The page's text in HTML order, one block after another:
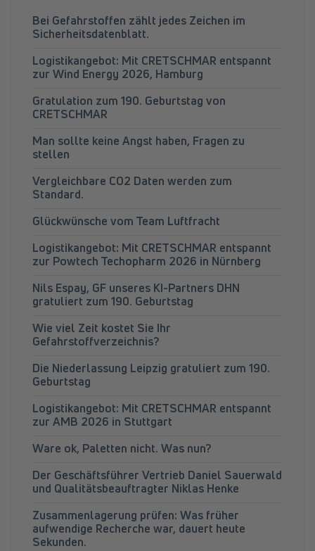
Bei Gefahrstoffen zählt jedes Zeichen im
Sicherheitsdatenblatt.
Logistikangebot: Mit CRETSCHMAR entspannt
zur Wind Energy 2026, Hamburg
Gratulation zum 190. Geburtstag von
CRETSCHMAR
Man sollte keine Angst haben, Fragen zu
stellen
Vergleichbare CO2 Daten werden zum
Standard.
Glückwünsche vom Team Luftfracht
Logistikangebot: Mit CRETSCHMAR entspannt
zur Powtech Techopharm 2026 in Nürnberg
Nils Espay, GF unseres KI-Partners DHN
gratuliert zum 190. Geburtstag
Wie viel Zeit kostet Sie Ihr
Gefahrstoffverzeichnis?
Die Niederlassung Leipzig gratuliert zum 190.
Geburtstag
Logistikangebot: Mit CRETSCHMAR entspannt
zur AMB 2026 in Stuttgart
Ware ok, Paletten nicht. Was nun?
Der Geschäftsführer Vertrieb Daniel Sauerwald
und Qualitätsbeauftragter Niklas Henke
Zusammenlagerung prüfen: Was früher
aufwendige Recherche war, dauert heute
Sekunden.